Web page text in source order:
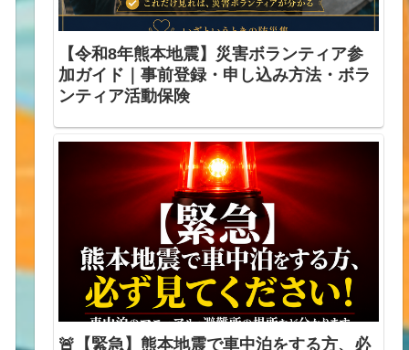
【令和8年熊本地震】災害ボランティア参
加ガイド｜事前登録・申し込み方法・ボラ
ンティア活動保険
🚨【緊急】熊本地震で車中泊をする方、必